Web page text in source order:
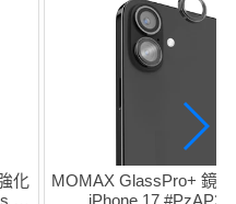
化
MOMAX GlassPro+ 鏡
iPhone 17